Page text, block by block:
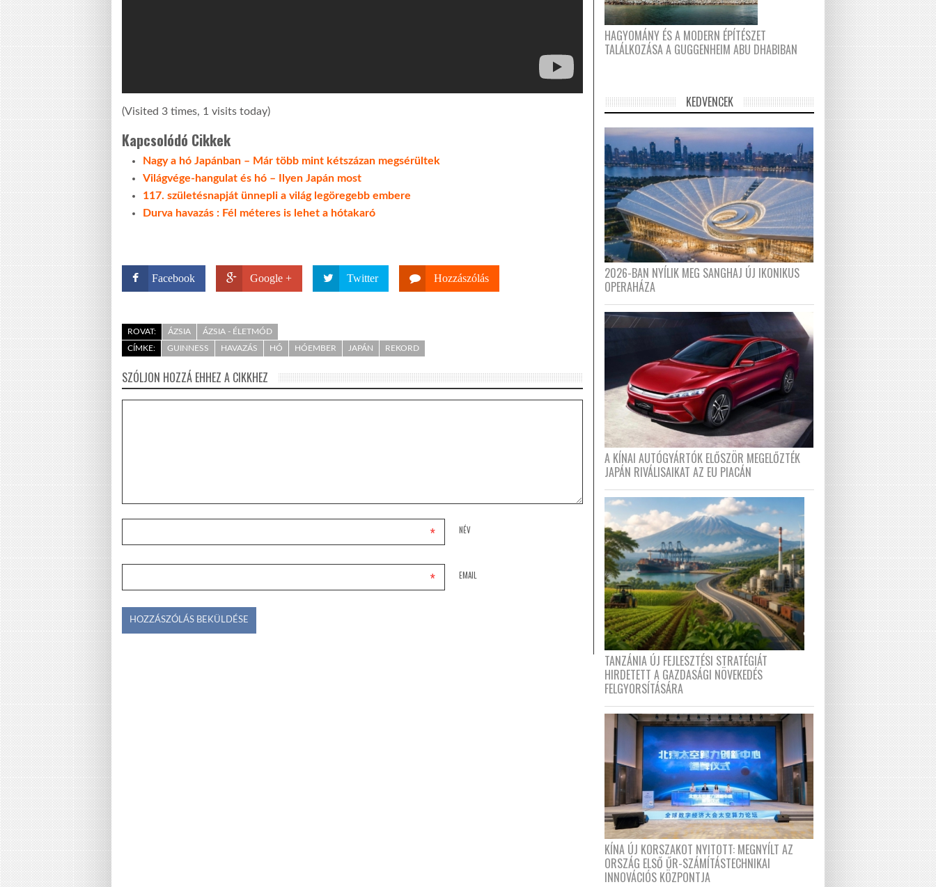
(Visited 3 times, 1 visits today)
Kapcsolódó Cikkek
Nagy a hó Japánban – Már több mint kétszázan megsérültek
Világvége-hangulat és hó – Ilyen Japán most
117. születésnapját ünnepli a világ legöregebb embere
Durva havazás : Fél méteres is lehet a hótakaró
Facebook Google + Twitter Hozzászólás
ROVAT: ÁZSIA
ÁZSIA - ÉLETMÓD
CÍMKE:
GUINNESS HAVAZÁS HÓ HÓEMBER JAPÁN REKORD
SZÓLJON HOZZÁ EHHEZ A CIKKHEZ
NÉV
*
EMAIL
*
HAGYOMÁNY ÉS A MODERN ÉPÍTÉSZET
TALÁLKOZÁSA A GUGGENHEIM ABU DHABIBAN
KEDVENCEK
2026-BAN NYÍLIK MEG SANGHAJ ÚJ IKONIKUS
OPERAHÁZA
A KÍNAI AUTÓGYÁRTÓK ELŐSZÖR MEGELŐZTÉK
JAPÁN RIVÁLISAIKAT AZ EU PIACÁN
TANZÁNIA ÚJ FEJLESZTÉSI STRATÉGIÁT
HIRDETETT A GAZDASÁGI NÖVEKEDÉS
FELGYORSÍTÁSÁRA
KÍNA ÚJ KORSZAKOT NYITOTT: MEGNYÍLT AZ
ORSZÁG ELSŐ ŰR-SZÁMÍTÁSTECHNIKAI
INNOVÁCIÓS KÖZPONTJA